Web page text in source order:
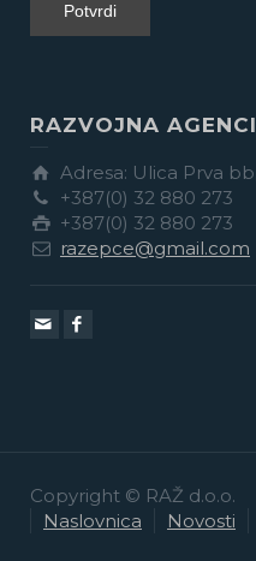
RAZVOJNA
Adresa: Ulica Prva bb,
+387(0) 32 880 273
+387(0) 32 880 273
razepce@gmail.com
Copyright © RAŽ d.o.o.
Naslovnica
Novosti